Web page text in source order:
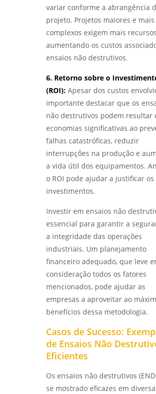
variar conforme a abrangência
projeto. Projetos maiores e mais
complexos exigem mais
aumentando os custos
ensaios não destrutivos.
6. Retorno sobre o
(ROI):Apesar dos custos
importante destacar que os
não destrutivos podem resultar
economias significativas ao
falhas catastróficas, reduzir
interrupções na produção e
a vida útil dos equipamentos.
o ROI pode ajudar a justificar os
investimentos.
Investir em ensaios não
essencial para garantir a
a integridade das operações
industriais. Um planejamento
financeiro adequado, que leve
consideração todos os fatores
mencionados, pode ajudar as
empresas a aproveitar ao
benefícios dessa metodologia.
Casos de Sucesso:
de Ensaios Não
Eficientes
Os ensaios não destrutivos
se mostrado eficazes em